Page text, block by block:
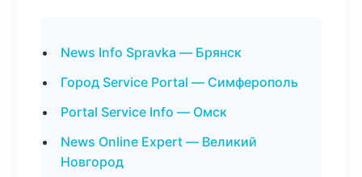
News Info Spravka — Брянск
Город Service Portal — Симферополь
Portal Service Info — Омск
News Online Expert — Великий
Новгород